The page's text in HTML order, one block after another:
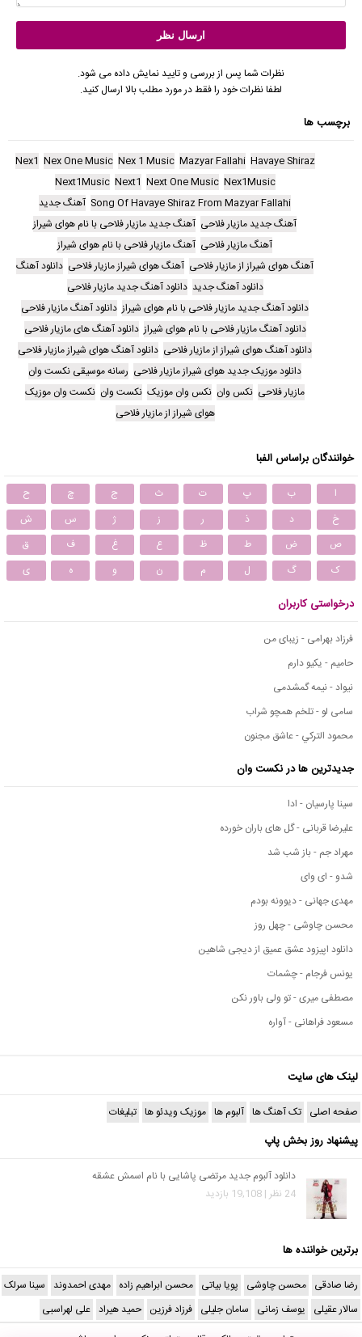
نظرات شما پس از بررسی و تایید نمایش داده می شود.
لطفا نظرات خود را فقط در مورد مطلب بالا ارسال کنید.
برچسب ها
Havaye Shiraz
Mazyar Fallahi
Nex 1 Music
Nex One Music
Nex1
Nex1Music
Next One Music
Next1
Next1Music
Song Of Havaye Shiraz From Mazyar Fallahi آهنگ جدید
آهنگ جدید مازیار فلاحی آهنگ جدید مازیار فلاحی با نام هوای شیراز
آهنگ مازیار فلاحی آهنگ مازیار فلاحی با نام هوای شیراز
آهنگ هوای شیراز از مازیار فلاحی آهنگ هوای شیراز مازیار فلاحی دانلود آهنگ
دانلود آهنگ جدید دانلود آهنگ جدید مازیار فلاحی
دانلود آهنگ جدید مازیار فلاحی با نام هوای شیراز دانلود آهنگ مازیار فلاحی
دانلود آهنگ مازیار فلاحی با نام هوای شیراز دانلود آهنگ های مازیار فلاحی
دانلود آهنگ هوای شیراز از مازیار فلاحی دانلود آهنگ هوای شیراز مازیار فلاحی
دانلود موزیک جدید هوای شیراز مازیار فلاحی رسانه موسیقی نکست وان
مازیار فلاحی نکس وان نکس وان موزیک نکست وان نکست وان موزیک
هوای شیراز از مازیار فلاحی
خوانندگان براساس الفبا
ا ب پ ت ث ج چ
ح
خ
د ذ ر ز ژ س
ش
ص
ض ط ظ ع غ ف
ق
ک
گ ل م ن و ه ی
درخواستی کاربران
فرزاد بهرامی - زیبای من
حامیم - یکیو دارم
نیواد - نیمه گمشدمی
سامی لو - تلخم همچو شراب
محمود التركي - عاشق مجنون
جدیدترین ها در نکست وان
سینا پارسیان - ادا
علیرضا قربانی - گل های باران خورده
مهراد جم - باز شب شد
شدو - ای وای
مهدی جهانی - دیوونه بودم
محسن چاوشی - چهل روز
دانلود اپیزود عشق عمیق از دیجی شاهین
یونس فرجام - چشمات
مصطفی میری - تو ولی باور نکن
مسعود فراهانی - آواره
لینک های سایت
صفحه اصلی تک آهنگ ها آلبوم ها موزیک ویدئو ها تبلیغات
پیشنهاد روز بخش پاپ
دانلود آلبوم جدید مرتضی پاشایی با نام اسمش عشقه
24 نظر | 19,108 بازدید
برترین خواننده ها
رضا صادقی محسن چاوشی پویا بیاتی محسن ابراهیم زاده مهدی احمدوند سینا سرلک
سالار عقیلی یوسف زمانی سامان جلیلی فرزاد فرزین حمید هیراد علی لهراسبی